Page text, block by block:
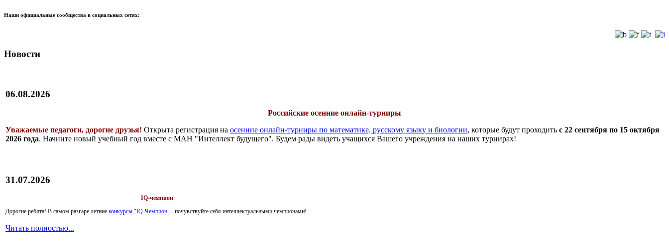
Наши официальные сообщества в социальных сетях:
Новости
06.08.2026
Российские осенние онлайн-турниры
Уважаемые педагоги, дорогие друзья! Открыта регистрация на осенние онлайн-турниры по математике, русскому языку и биологии, которые будут проходить с 22 сентября по 15 октября
2026 года. Начните новый учебный год вместе с МАН "Интеллект будущего". Будем рады видеть учащихся Вашего учреждения на наших турнирах!
31.07.2026
IQ-чемпион
Дорогие ребята! В самом разгаре летние конкурсы "IQ-Чемпион" - почувствуйте себя интеллектуальными чемпионами!
Читать полностью...